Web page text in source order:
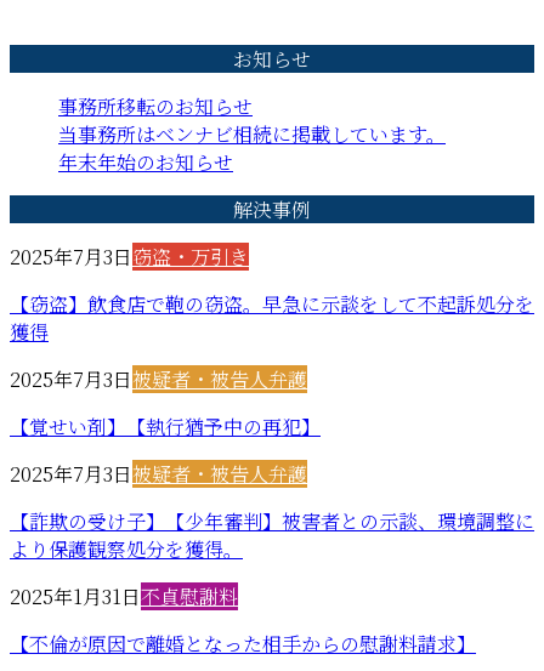
お知らせ
事務所移転のお知らせ
当事務所はベンナビ相続に掲載しています。
年末年始のお知らせ
解決事例
2025年7月3日窃盗・万引き
【窃盗】飲食店で鞄の窃盗。早急に示談をして不起訴処分を
獲得
2025年7月3日被疑者・被告人弁護
【覚せい剤】【執行猶予中の再犯】
2025年7月3日被疑者・被告人弁護
【詐欺の受け子】【少年審判】被害者との示談、環境調整に
より保護観察処分を獲得。
2025年1月31日不貞慰謝料
【不倫が原因で離婚となった相手からの慰謝料請求】